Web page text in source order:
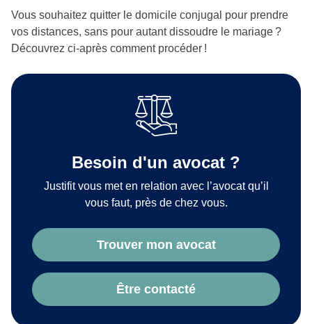
Vous souhaitez quitter le domicile conjugal pour prendre
vos distances, sans pour autant dissoudre le mariage ?
Découvrez ci-après comment procéder !
Besoin d'un avocat ?
Justifit vous met en relation avec l’avocat qu’il
vous faut, près de chez vous.
Trouver mon avocat
Être contacté